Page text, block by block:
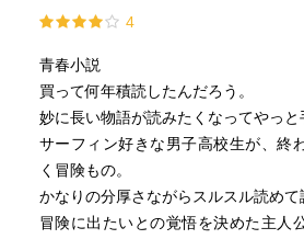
4
青春小説
買って何年積読したんだろう。
妙に長い物語が読みたくなってやっと
サーフィン好きな男子高校生が、終
く冒険もの。
かなりの分厚さながらスルスル読めて
冒険に出たいとの覚悟を決めた主人